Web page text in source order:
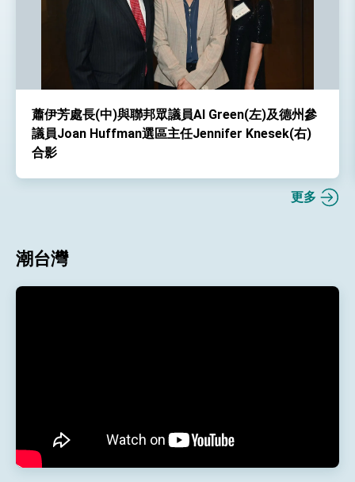
蕭伊芳處長(中)與聯邦眾議員Al Green(左)及德州參
議員Joan Huffman選區主任Jennifer Knesek(右)
合影
更多
潮台灣